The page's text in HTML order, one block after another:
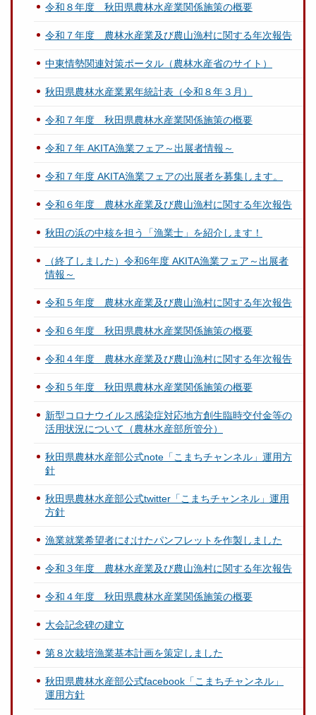
令和８年度 秋田県農林水産業関係施策の概要
令和７年度 農林水産業及び農山漁村に関する年次報告
中東情勢関連対策ポータル（農林水産省のサイト）
秋田県農林水産業累年統計表（令和８年３月）
令和７年度 秋田県農林水産業関係施策の概要
令和７年 AKITA漁業フェア～出展者情報～
令和７年度 AKITA漁業フェアの出展者を募集します。
令和６年度 農林水産業及び農山漁村に関する年次報告
秋田の浜の中核を担う「漁業士」を紹介します！
（終了しました）令和6年度 AKITA漁業フェア～出展者
情報～
令和５年度 農林水産業及び農山漁村に関する年次報告
令和６年度 秋田県農林水産業関係施策の概要
令和４年度 農林水産業及び農山漁村に関する年次報告
令和５年度 秋田県農林水産業関係施策の概要
新型コロナウイルス感染症対応地方創生臨時交付金等の
活用状況について（農林水産部所管分）
秋田県農林水産部公式note「こまちチャンネル」運用方
針
秋田県農林水産部公式twitter「こまちチャンネル」運用
方針
漁業就業希望者にむけたパンフレットを作製しました
令和３年度 農林水産業及び農山漁村に関する年次報告
令和４年度 秋田県農林水産業関係施策の概要
大会記念碑の建立
第８次栽培漁業基本計画を策定しました
秋田県農林水産部公式facebook「こまちチャンネル」
運用方針